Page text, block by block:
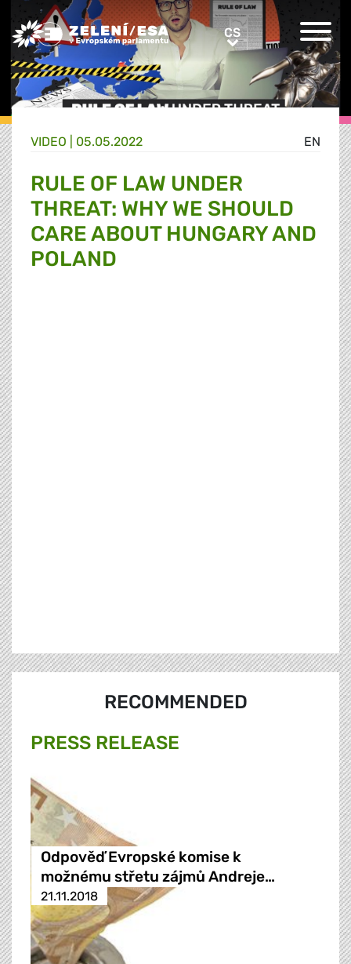
Greens/EFA Home CSCS
EN
VIDEO | 05.05.2022
RULE OF LAW UNDER
THREAT: WHY WE SHOULD
CARE ABOUT HUNGARY AND
POLAND
RECOMMENDED
PRESS RELEASE
Odpověď Evropské komise k
možnému střetu zájmů Andreje…
21.11.2018